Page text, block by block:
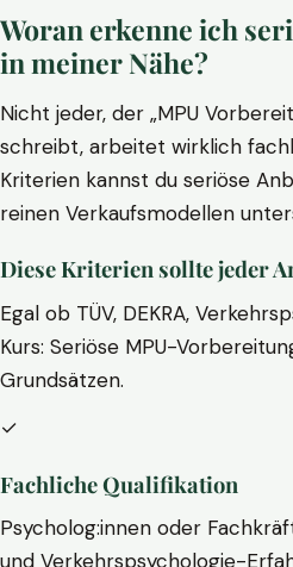
Woran erkenne ich
in meiner Nähe?
Nicht jeder, der „MPU
schreibt, arbeitet wirklich
Kriterien kannst du seriöse
reinen Verkaufsmodellen
Diese Kriterien sollte jeder
Egal ob TÜV, DEKRA,
Kurs: Seriöse MPU-
Grundsätzen.
✓
Fachliche Qualifikation
Psycholog:innen oder
und Verkehrspsychologie-